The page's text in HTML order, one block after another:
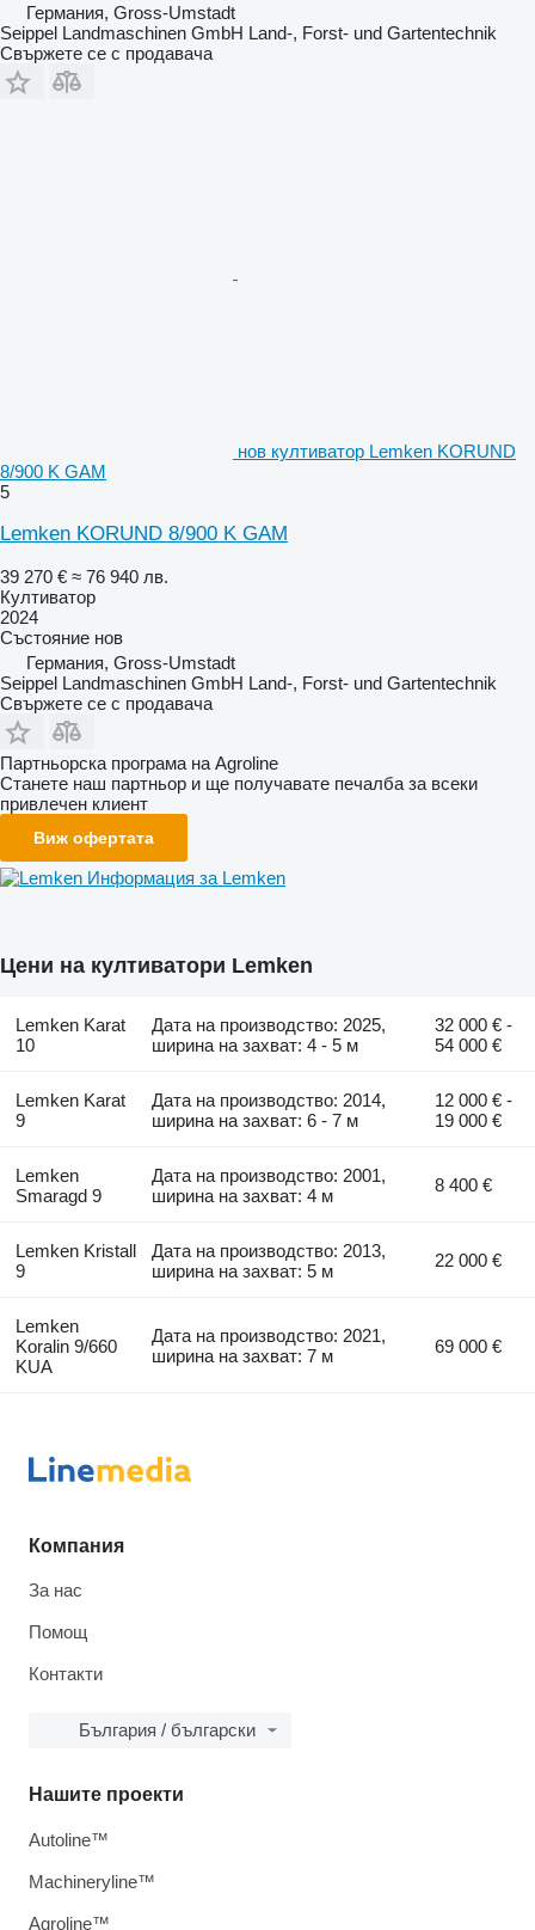
Германия, Gross-Umstadt
Seippel Landmaschinen GmbH Land-, Forst- und Gartentechnik
Свържете се с продавача
нов култиватор Lemken KORUND
8/900 K GAM
5
Lemken KORUND 8/900 K GAM
39 270 € ≈ 76 940 лв.
Култиватор
2024
Състояние нов
Германия, Gross-Umstadt
Seippel Landmaschinen GmbH Land-, Forst- und Gartentechnik
Свържете се с продавача
Партньорска програма на Agroline
Станете наш партньор и ще получавате печалба за всеки
привлечен клиент
Виж офертата
Информация за Lemken
Цени на култиватори Lemken
Lemken Karat
10
Дата на производство: 2025,
ширина на захват: 4 - 5 м
32 000 € -
54 000 €
Lemken Karat
9
Дата на производство: 2014,
ширина на захват: 6 - 7 м
12 000 € -
19 000 €
Lemken
Smaragd 9
Дата на производство: 2001,
ширина на захват: 4 м
8 400 €
Lemken Kristall
9
Дата на производство: 2013,
ширина на захват: 5 м
22 000 €
Lemken
Koralin 9/660
KUA
Дата на производство: 2021,
ширина на захват: 7 м
69 000 €
Компания
За нас
Помощ
Контакти
България / български
Нашите проекти
Autoline™
Machineryline™
Agroline™